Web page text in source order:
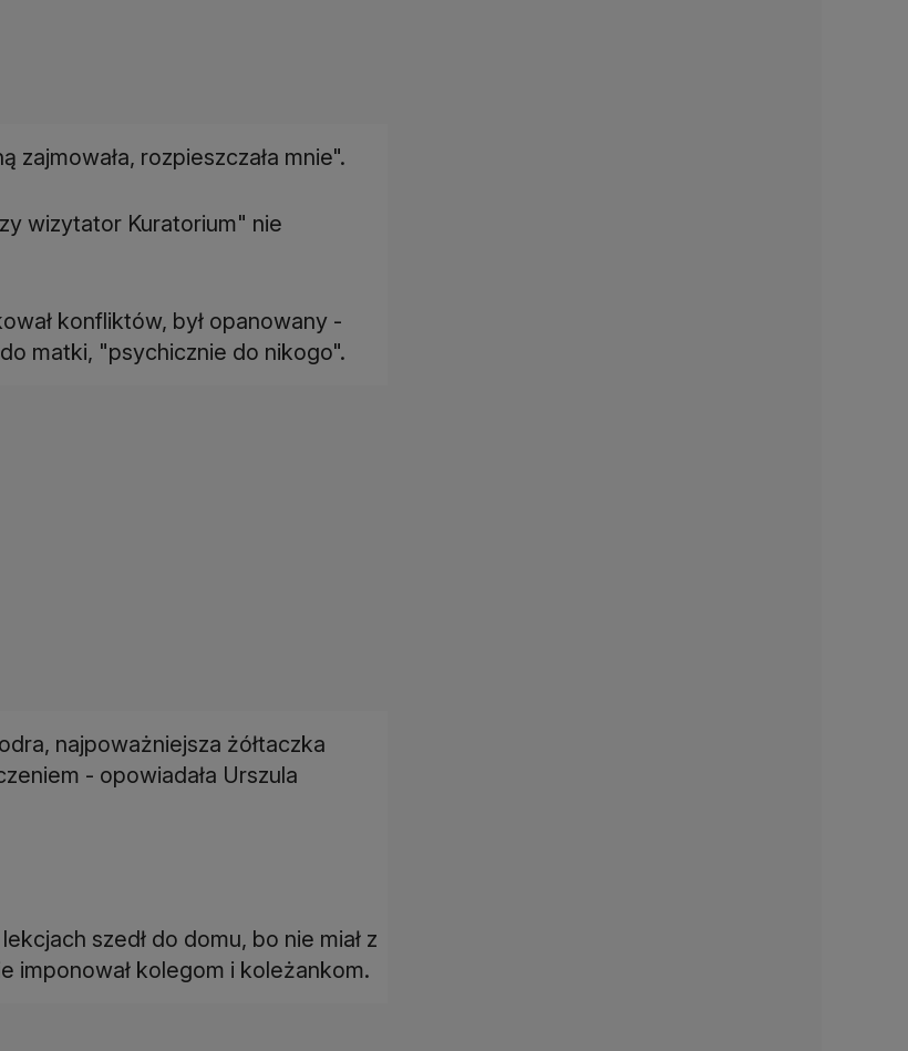
zajmowała, rozpieszczała mnie".
wizytator Kuratorium" nie
konfliktów, był opanowany -
matki, "psychicznie do nikogo".
najpoważniejsza żółtaczka
- opowiadała Urszula
szedł do domu, bo nie miał z
imponował kolegom i koleżankom.